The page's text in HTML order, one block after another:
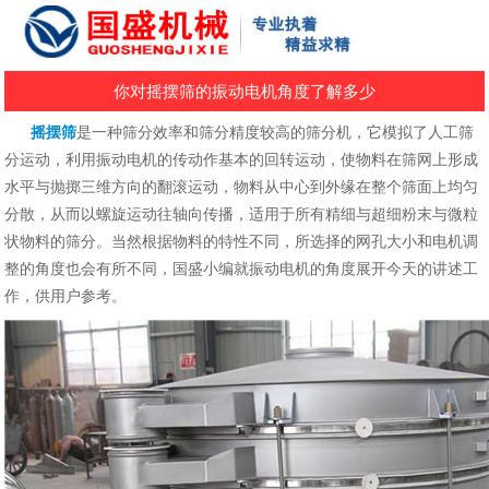
你对摇摆筛的振动电机角度了解多少
摇摆筛是一种筛分效率和筛分精度较高的筛分机，它模拟了人工筛
分运动，利用振动电机的传动作基本的回转运动，使物料在筛网上形成
水平与抛掷三维方向的翻滚运动，物料从中心到外缘在整个筛面上均匀
分散，从而以螺旋运动往轴向传播，适用于所有精细与超细粉末与微粒
状物料的筛分。当然根据物料的特性不同，所选择的网孔大小和电机调
整的角度也会有所不同，国盛小编就振动电机的角度展开今天的讲述工
作，供用户参考。